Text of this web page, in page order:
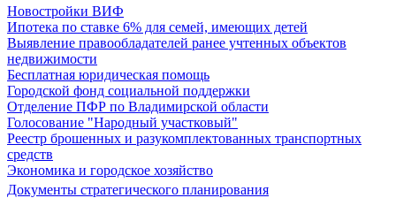
Новостройки ВИФ
Ипотека по ставке 6% для семей, имеющих детей
Выявление правообладателей ранее учтенных объектов
недвижимости
Бесплатная юридическая помощь
Городской фонд социальной поддержки
Отделение ПФР по Владимирской области
Голосование "Народный участковый"
Реестр брошенных и разукомплектованных транспортных
средств
Экономика и городское хозяйство
Документы стратегического планирования